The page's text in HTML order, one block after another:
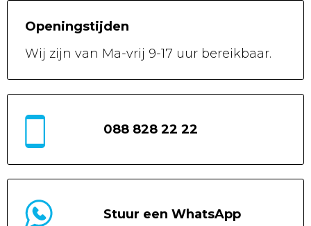
Openingstijden
Wij zijn van Ma-vrij 9-17 uur bereikbaar.
088 828 22 22
Stuur een WhatsApp